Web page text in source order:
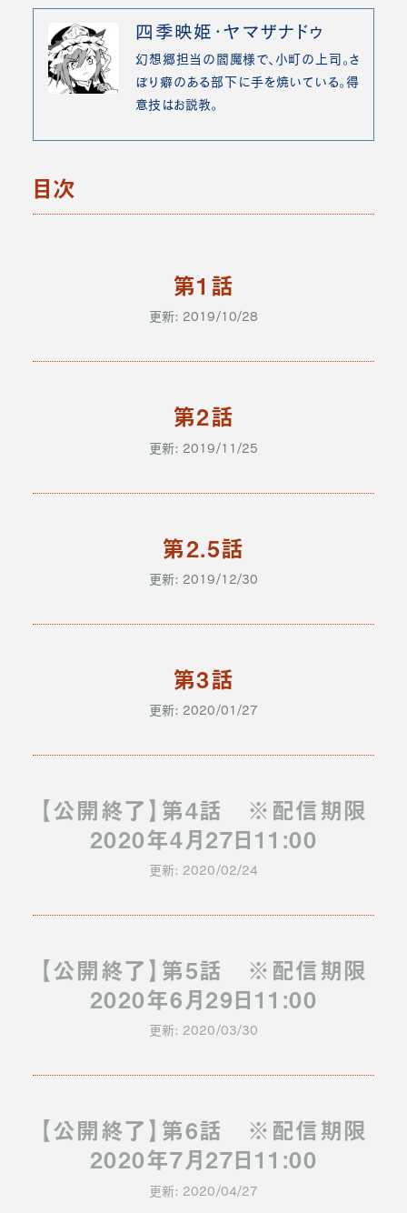
四季映姫・ヤマザナドゥ
幻想郷担当の閻魔様で、小町の上司。さ
ぼり癖のある部下に手を焼いている。得
意技はお説教。
目次
第1話
更新: 2019/10/28
第2話
更新: 2019/11/25
第2.5話
更新: 2019/12/30
第3話
更新: 2020/01/27
【公開終了】第4話 ※配信期限
2020年4月27日11:00
更新: 2020/02/24
【公開終了】第5話 ※配信期限
2020年6月29日11:00
更新: 2020/03/30
【公開終了】第6話 ※配信期限
2020年7月27日11:00
更新: 2020/04/27